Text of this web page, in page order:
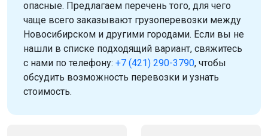
опасные. Предлагаем перечень того, для чего
чаще всего заказывают грузоперевозки между
Новосибирском и другими городами. Если вы не
нашли в списке подходящий вариант, свяжитесь
с нами по телефону: +7 (421) 290-3790, чтобы
обсудить возможность перевозки и узнать
стоимость.